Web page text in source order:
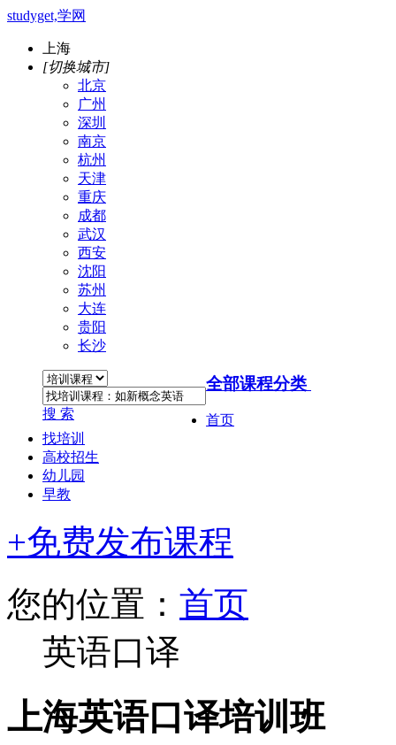
studyget,学网
上海
[切换城市]
北京
广州
深圳
南京
杭州
天津
重庆
成都
武汉
西安
沈阳
苏州
大连
贵阳
长沙
搜 索
全部课程分类
首页
找培训
高校招生
幼儿园
早教
+免费发布课程
您的位置： 首页
英语口译
上海英语口译培训班